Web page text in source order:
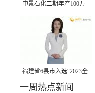
中景石化二期年产100万
吨丙烷脱氢项目建成中交
福建省6县市入选“2023全
国县域发展潜力百强县”
一周热点新闻